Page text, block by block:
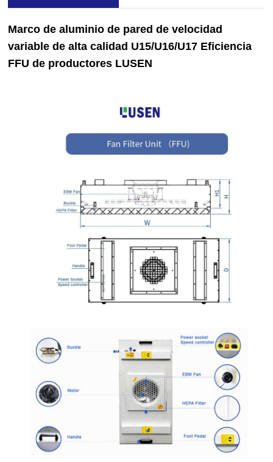
Marco de aluminio de pared de velocidad
variable de alta calidad U15/U16/U17 Eficiencia
FFU de productores LUSEN